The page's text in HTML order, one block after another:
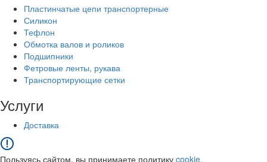
Пластинчатые цепи транспортерные
Силикон
Тефлон
Обмотка валов и роликов
Подшипники
Фетровые ленты, рукава
Транспортирующие сетки
Услуги
Доставка
Пользуясь сайтом, вы принимаете политику cookie.